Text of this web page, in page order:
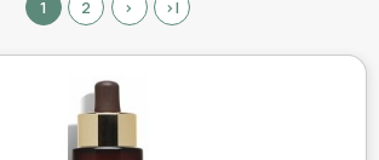
1 2 > >|